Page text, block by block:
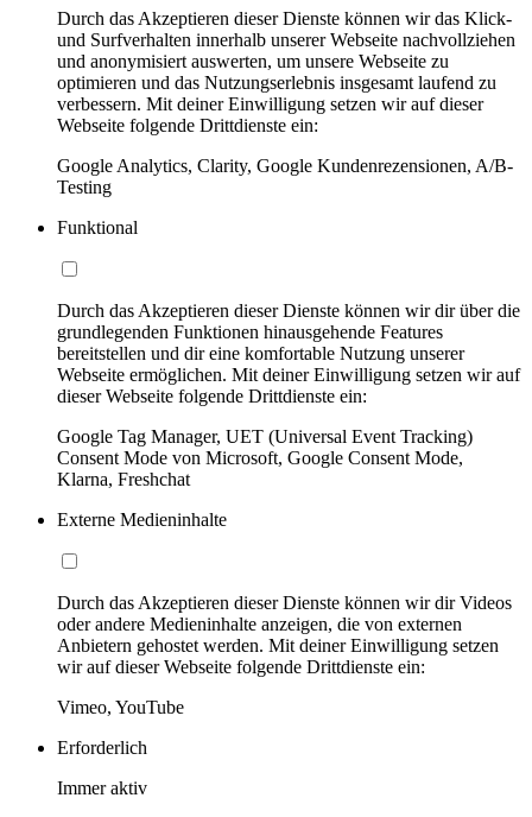
Durch das Akzeptieren dieser Dienste können wir das Klick-
und Surfverhalten innerhalb unserer Webseite nachvollziehen
und anonymisiert auswerten, um unsere Webseite zu
optimieren und das Nutzungserlebnis insgesamt laufend zu
verbessern. Mit deiner Einwilligung setzen wir auf dieser
Webseite folgende Drittdienste ein:
Google Analytics, Clarity, Google Kundenrezensionen, A/B-
Testing
Funktional
Durch das Akzeptieren dieser Dienste können wir dir über die
grundlegenden Funktionen hinausgehende Features
bereitstellen und dir eine komfortable Nutzung unserer
Webseite ermöglichen. Mit deiner Einwilligung setzen wir auf
dieser Webseite folgende Drittdienste ein:
Google Tag Manager, UET (Universal Event Tracking)
Consent Mode von Microsoft, Google Consent Mode,
Klarna, Freshchat
Externe Medieninhalte
Durch das Akzeptieren dieser Dienste können wir dir Videos
oder andere Medieninhalte anzeigen, die von externen
Anbietern gehostet werden. Mit deiner Einwilligung setzen
wir auf dieser Webseite folgende Drittdienste ein:
Vimeo, YouTube
Erforderlich
Immer aktiv